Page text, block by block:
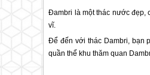
Đambri là một thác nước đẹp,
vĩ.
Để đến với thác Dambri, bạn
quần thể khu thăm quan